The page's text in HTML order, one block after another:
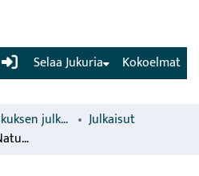
(current) Kokoelmat
Selaa Jukuria
Luonnonvarakeskuksen julkaisut
Julkaisut
Kolin kansallispuiston Natura 2000 -alueen viljelymetsien ja ojitettujen soiden ennallistaminen. Alustava ennallistamissuunnitelma. Moniste. Joensuun tutkimuskeskus